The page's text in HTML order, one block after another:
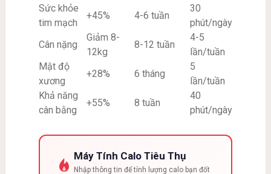
Sức khỏe
tim mạch
+45% 4-6 tuần
30
phút/ngày
Cân nặng
Giảm 8-
12kg
8-12 tuần
4-5
lần/tuần
Mật độ
xương
+28% 6 tháng
5
lần/tuần
Khả năng
cân bằng
+55% 8 tuần
40
phút/ngày
Máy Tính Calo Tiêu Thụ
Nhập thông tin để tính lượng calo bạn đốt